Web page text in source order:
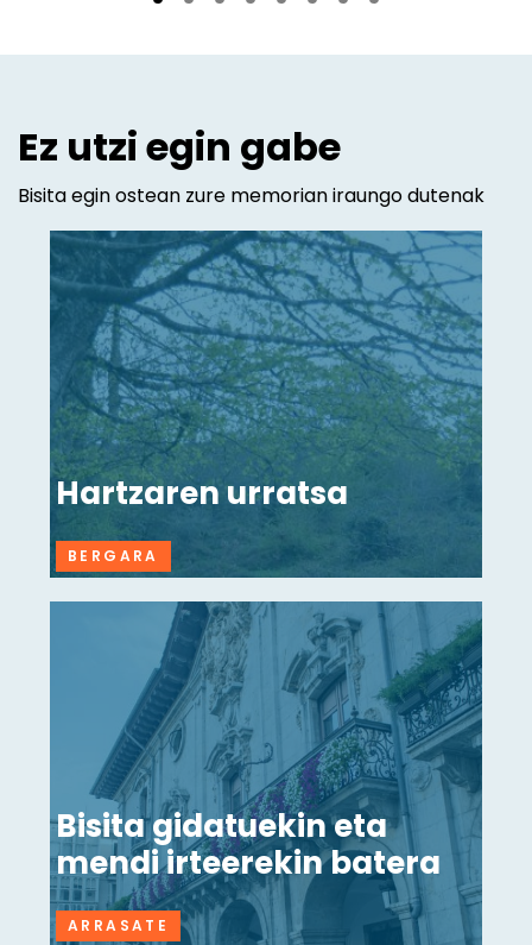
Ez utzi egin gabe
Bisita egin ostean zure memorian iraungo dutenak
Hartzaren urratsa
BERGARA
Bisita gidatuekin eta
mendi irteerekin batera
ARRASATE